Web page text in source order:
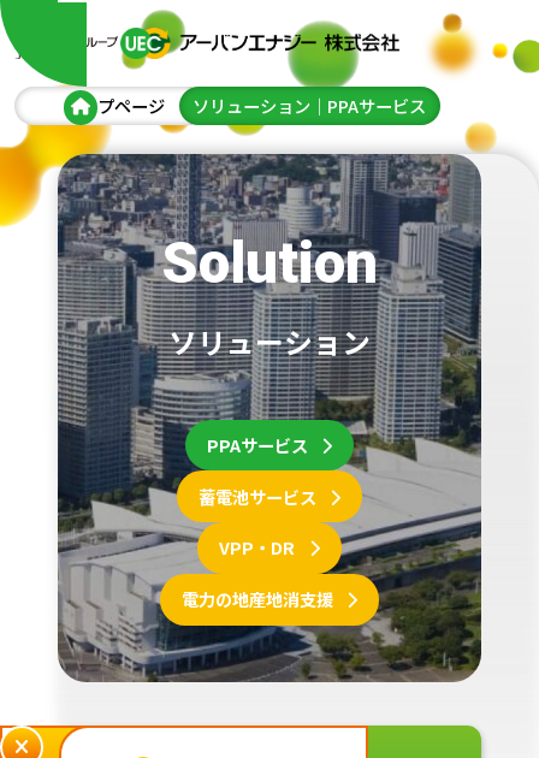
トップページ ソリューション｜PPAサービス
Solution
ソリューション
PPAサービス
蓄電池サービス
VPP・DR
電力の地産地消支援